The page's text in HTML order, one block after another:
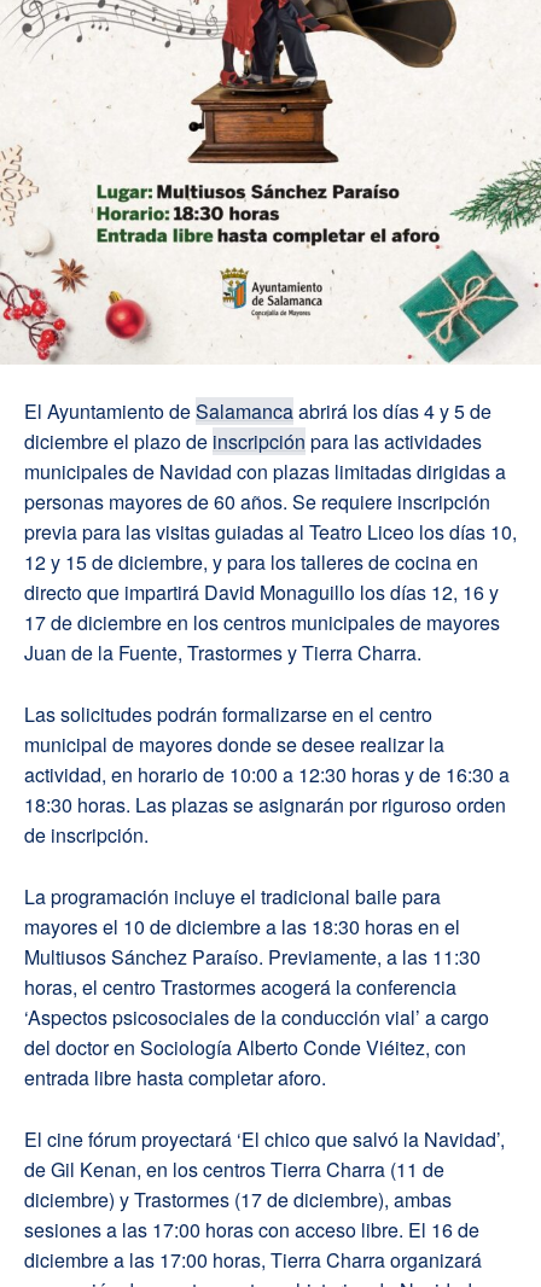
El Ayuntamiento deSalamancaabrirá los días 4 y 5 de
diciembre el plazo de inscripción para las actividades
municipales de Navidad con plazas limitadas dirigidas a
personas mayores de 60 años. Se requiere inscripción
previa para las visitas guiadas al Teatro Liceo los días 10,
12 y 15 de diciembre, y para los talleres de cocina en
directo que impartirá David Monaguillo los días 12, 16 y
17 de diciembre en los centros municipales de mayores
Juan de la Fuente, Trastormes y Tierra Charra.
Las solicitudes podrán formalizarse en el centro
municipal de mayores donde se desee realizar la
actividad, en horario de 10:00 a 12:30 horas y de 16:30 a
18:30 horas. Las plazas se asignarán por riguroso orden
de inscripción.
La programación incluye el tradicional baile para
mayores el 10 de diciembre a las 18:30 horas en el
Multiusos Sánchez Paraíso. Previamente, a las 11:30
horas, el centro Trastormes acogerá la conferencia
‘Aspectos psicosociales de la conducción vial’ a cargo
del doctor en Sociología Alberto Conde Viéitez, con
entrada libre hasta completar aforo.
El cine fórum proyectará ‘El chico que salvó la Navidad’,
de Gil Kenan, en los centros Tierra Charra (11 de
diciembre) y Trastormes (17 de diciembre), ambas
sesiones a las 17:00 horas con acceso libre. El 16 de
diciembre a las 17:00 horas, Tierra Charra organizará